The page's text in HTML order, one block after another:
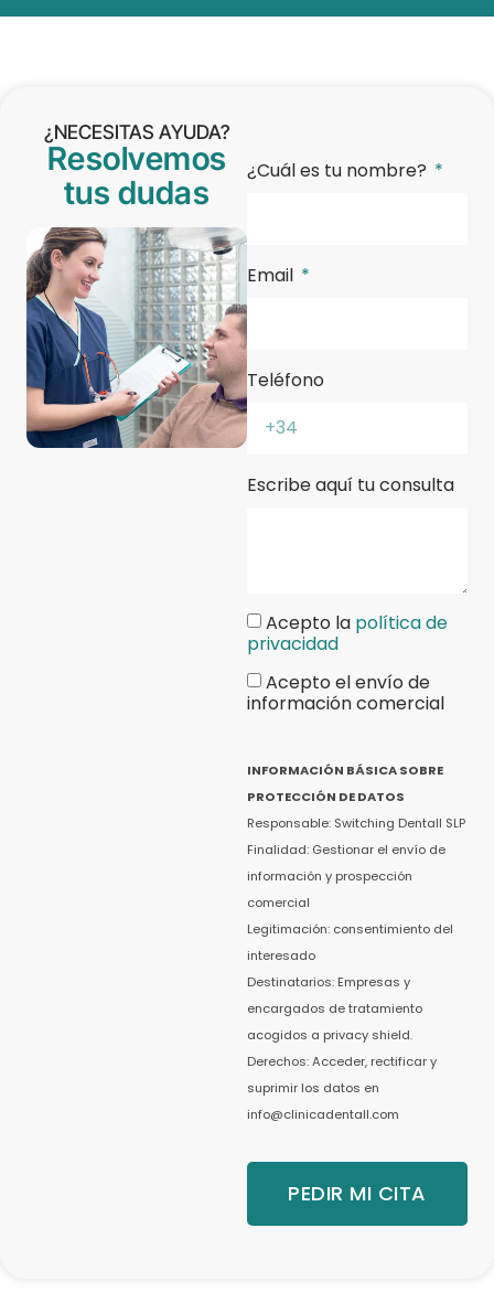
¿NECESITAS AYUDA?
Resolvemos
tus dudas
¿Cuál es tu nombre?
Email
Teléfono
Escribe aquí tu consulta
Acepto la política de
privacidad
Acepto el envío de
información comercial
INFORMACIÓN BÁSICA SOBRE
PROTECCIÓN DE DATOS
Responsable: Switching Dentall SLP
Finalidad: Gestionar el envío de
información y prospección
comercial
Legitimación: consentimiento del
interesado
Destinatarios: Empresas y
encargados de tratamiento
acogidos a privacy shield.
Derechos: Acceder, rectificar y
suprimir los datos en
info@clinicadentall.com
PEDIR MI CITA